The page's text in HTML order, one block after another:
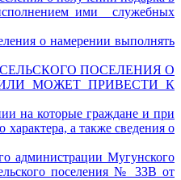
ими служебных
о намерении выполнять
ПОСЕЛЕНИЯ О
МОЖЕТ ПРИВЕСТИ К
на которые граждане и при
а также сведения о
администрации Мугунского
поселения № 33В от